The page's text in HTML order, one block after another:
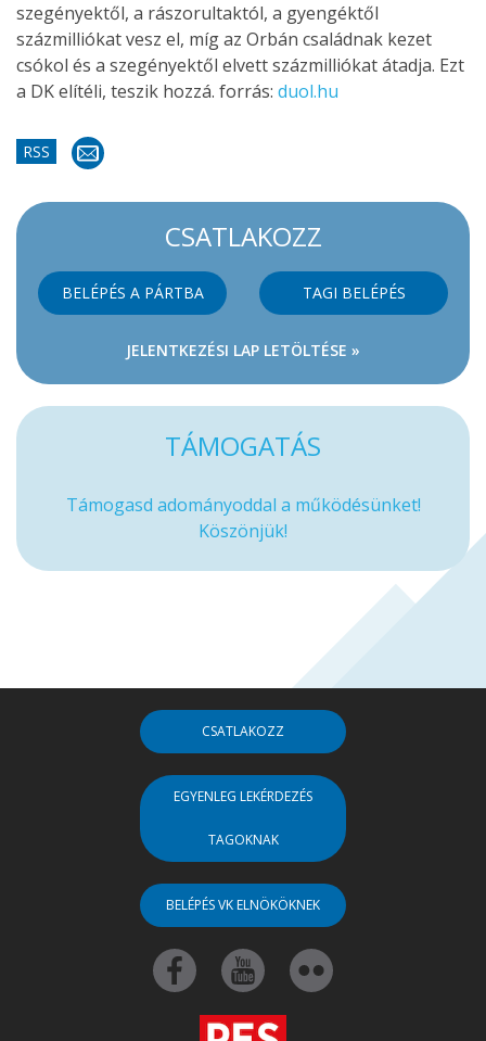
szegényektől, a rászorultaktól, a gyengéktől
százmilliókat vesz el, míg az Orbán családnak kezet
csókol és a szegényektől elvett százmilliókat átadja. Ezt
a DK elítéli, teszik hozzá. forrás: duol.hu
RSS
CSATLAKOZZ
BELÉPÉS A PÁRTBA TAGI BELÉPÉS
JELENTKEZÉSI LAP LETÖLTÉSE »
TÁMOGATÁS
Támogasd adományoddal a működésünket!
Köszönjük!
CSATLAKOZZ
EGYENLEG LEKÉRDEZÉS
TAGOKNAK
BELÉPÉS VK ELNÖKÖKNEK